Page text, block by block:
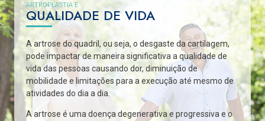
ARTROPLASTIA E
QUALIDADE DE VIDA
A artrose do quadril, ou seja, o desgaste da cartilagem,
pode impactar de maneira significativa a qualidade de
vida das pessoas causando dor, diminuição de
mobilidade e limitações para a execução até mesmo de
atividades do dia a dia.
A artrose é uma doença degenerativa e progressiva e o